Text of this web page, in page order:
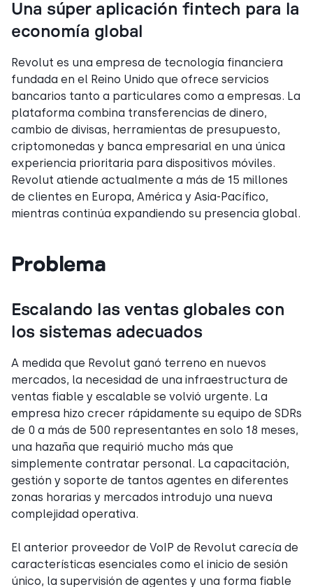
Una súper aplicación fintech para la
economía global
Revolut es una empresa de tecnología financiera
fundada en el Reino Unido que ofrece servicios
bancarios tanto a particulares como a empresas. La
plataforma combina transferencias de dinero,
cambio de divisas, herramientas de presupuesto,
criptomonedas y banca empresarial en una única
experiencia prioritaria para dispositivos móviles.
Revolut atiende actualmente a más de 15 millones
de clientes en Europa, América y Asia-Pacífico,
mientras continúa expandiendo su presencia global.
Problema
Escalando las ventas globales con
los sistemas adecuados
A medida que Revolut ganó terreno en nuevos
mercados, la necesidad de una infraestructura de
ventas fiable y escalable se volvió urgente. La
empresa hizo crecer rápidamente su equipo de SDRs
de 0 a más de 500 representantes en solo 18 meses,
una hazaña que requirió mucho más que
simplemente contratar personal. La capacitación,
gestión y soporte de tantos agentes en diferentes
zonas horarias y mercados introdujo una nueva
complejidad operativa.
El anterior proveedor de VoIP de Revolut carecía de
características esenciales como el inicio de sesión
único, la supervisión de agentes y una forma fiable